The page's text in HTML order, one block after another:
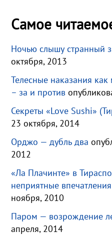
Самое
Ночью слышу странный
октября, 2013
Телесные наказания
– за и против
Секреты «Love Sushi»
23 октября, 2014
Орджо — дубль два
2012
«Ла Плачинте» в
неприятные впечатления
ноября, 2010
Паром — возрождение
апреля, 2014